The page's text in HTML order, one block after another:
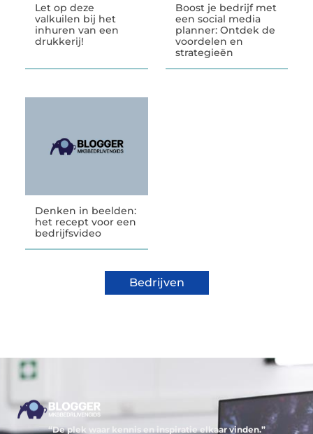
Let op deze
valkuilen bij het
inhuren van een
drukkerij!
Boost je bedrijf met
een social media
planner: Ontdek de
voordelen en
strategieën
Denken in beelden:
het recept voor een
bedrijfsvideo
Bedrijven
“De plek waar kennis en inspiratie elkaar vinden.”